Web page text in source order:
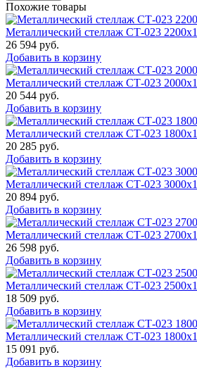
Похожие товары
Металлический стеллаж СТ-023
26 594 руб.
Добавить в корзину
Металлический стеллаж СТ-023
20 544 руб.
Добавить в корзину
Металлический стеллаж СТ-023
20 285 руб.
Добавить в корзину
Металлический стеллаж СТ-023
20 894 руб.
Добавить в корзину
Металлический стеллаж СТ-023
26 598 руб.
Добавить в корзину
Металлический стеллаж СТ-023
18 509 руб.
Добавить в корзину
Металлический стеллаж СТ-023
15 091 руб.
Добавить в корзину